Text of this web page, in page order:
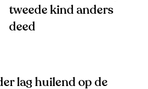
tweede kind anders
deed
lag huilend op de